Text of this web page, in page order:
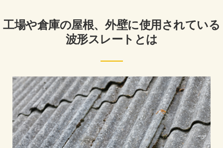
工場や倉庫の屋根、外壁に使用されている
波形スレートとは